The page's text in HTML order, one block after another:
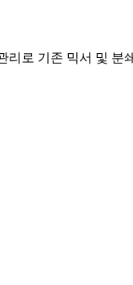
리로 기존 믹서 및